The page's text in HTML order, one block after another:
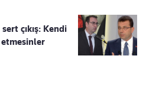
çıkış: Kendi